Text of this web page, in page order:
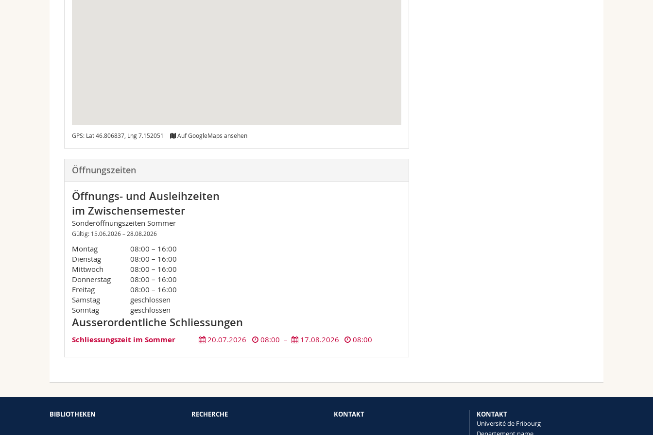
GPS: Lat 46.806837, Lng 7.152051 Auf GoogleMaps ansehen
Öffnungszeiten
Öffnungs- und Ausleihzeiten
im Zwischensemester
Sonderöffnungszeiten Sommer
Gültig: 15.06.2026 – 28.08.2026
Montag
08:00 – 16:00
Dienstag
08:00 – 16:00
Mittwoch
08:00 – 16:00
Donnerstag
08:00 – 16:00
Freitag
08:00 – 16:00
Samstag
geschlossen
Sonntag
geschlossen
Ausserordentliche Schliessungen
Schliessungszeit im Sommer 20.07.2026 08:00 – 17.08.2026 08:00
BIBLIOTHEKEN RECHERCHE KONTAKT
KONTAKT
Université de Fribourg